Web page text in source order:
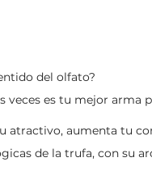
del olfato?
veces es tu mejor arma
atractivo, aumenta tu
de la trufa, con su